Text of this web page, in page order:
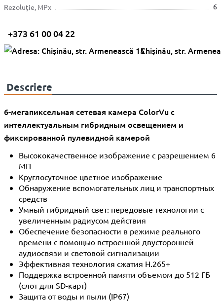
Rezoluție, MPx 6
+373 61 00 04 22
Chișinău, str.
Descriere
6-мегапиксельная сетевая камера ColorVu с
интеллектуальным гибридным освещением и
фиксированной пулевидной камерой
Высококачественное изображение с разрешением 6
МП
Круглосуточное цветное изображение
Обнаружение вспомогательных лиц и транспортных
средств
Умный гибридный свет: передовые технологии с
увеличенным радиусом действия
Обеспечение безопасности в режиме реального
времени с помощью встроенной двусторонней
аудиосвязи и световой сигнализации
Эффективная технология сжатия H.265+
Поддержка встроенной памяти объемом до 512 ГБ
(слот для SD-карт)
Защита от воды и пыли (IP67)